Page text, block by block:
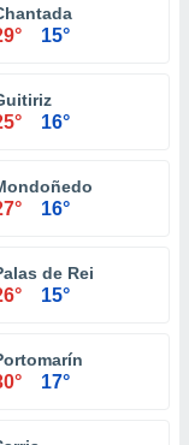
15°
16°
16°
de Rei
15°
17°